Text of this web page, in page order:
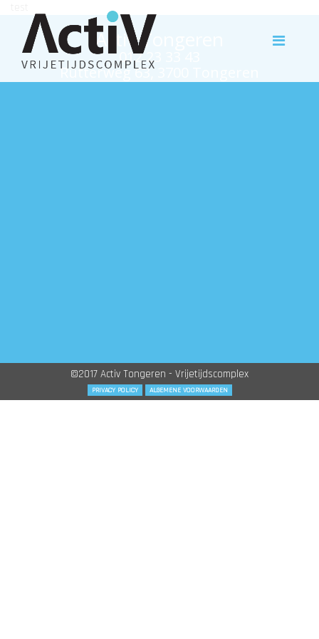
Activ Tongeren
012 23 33 43
Rutterweg 63, 3700 Tongeren
©2017 Activ Tongeren - Vrijetijdscomplex
PRIVACY POLICY ALGEMENE VOORWAARDEN